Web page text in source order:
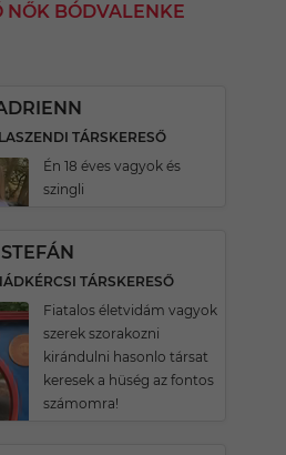
NŐK BÓDVALENKE
TÁRSKERESŐ
Én 18 éves vagyok és
szingli
STEFÁN
TÁRSKERESŐ
Fiatalos életvidám vagyok
szerek szorakozni
kirándulni hasonlo társat
keresek a hüség az fontos
számomra!